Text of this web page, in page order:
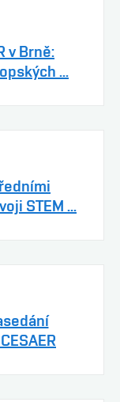
v Brně:
...
STEM ...